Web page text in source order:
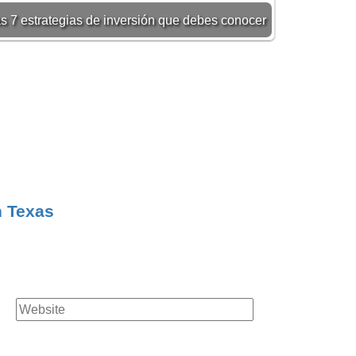
7 estrategias de inversión que debes conocer